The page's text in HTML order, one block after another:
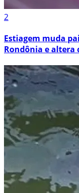
2
Estiagem muda
Rondônia e altera